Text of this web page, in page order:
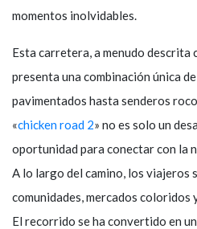
momentos inolvidables.
Esta carretera, a menudo
presenta una combinación única
pavimentados hasta senderos
«chicken road 2» no es solo un
oportunidad para conectar con la
A lo largo del camino, los viajeros
comunidades, mercados
El recorrido se ha convertido en